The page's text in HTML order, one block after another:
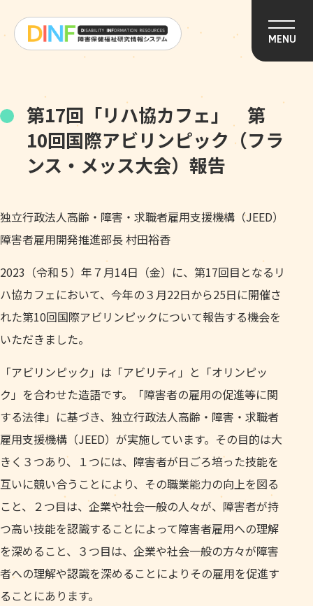
MENU
第17回「リハ協カフェ」 第
10回国際アビリンピック（フラ
ンス・メッス大会）報告
独立行政法人高齢・障害・求職者雇用支援機構（JEED）
障害者雇用開発推進部長 村田裕香
2023（令和５）年７月14日（金）に、第17回目となるリ
ハ協カフェにおいて、今年の３月22日から25日に開催さ
れた第10回国際アビリンピックについて報告する機会を
いただきました。
「アビリンピック」は「アビリティ」と「オリンピッ
ク」を合わせた造語です。「障害者の雇用の促進等に関
する法律」に基づき、独立行政法人高齢・障害・求職者
雇用支援機構（JEED）が実施しています。その目的は大
きく３つあり、１つには、障害者が日ごろ培った技能を
互いに競い合うことにより、その職業能力の向上を図る
こと、２つ目は、企業や社会一般の人々が、障害者が持
つ高い技能を認識することによって障害者雇用への理解
を深めること、３つ目は、企業や社会一般の方々が障害
者への理解や認識を深めることによりその雇用を促進す
ることにあります。